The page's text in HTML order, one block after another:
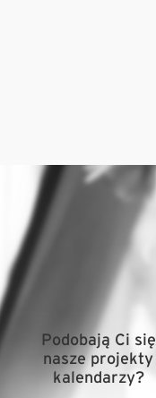
Podobają Ci się
nasze projekty
kalendarzy?